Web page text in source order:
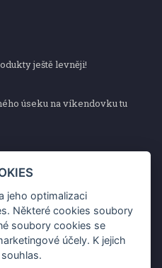
ještě levněji!
úseku na víkendovku tu
úseku na víkendovku tu
naCOOPkou sekerku Fiskars
ty nejlepší ceny z letáku!
jeho optimalizaci
Některé cookies soubory
soubory cookies se
účely. K jejich